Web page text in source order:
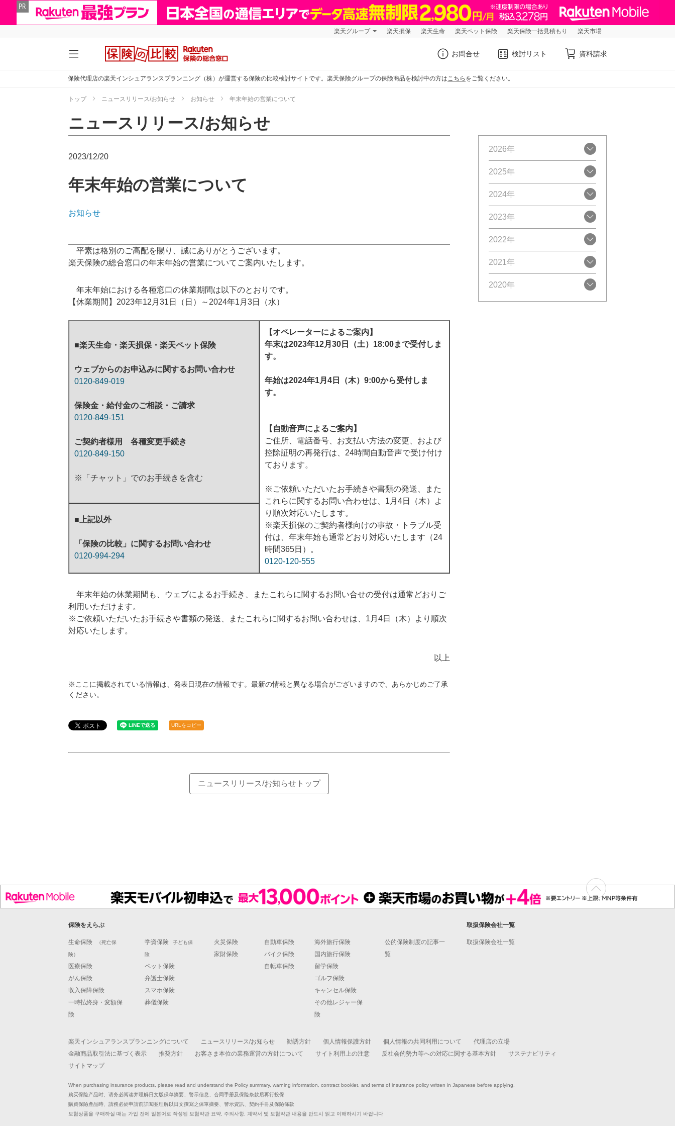
楽天グループ 楽天損保 楽天生命 楽天ペット保険 楽天保険一括見積もり 楽天市場
お問合せ 検討リスト 資料請求
保険代理店の楽天インシュアランスプランニング（株）が運営する保険の比較検討サイトです。楽天保険グループの保険商品を検討中の方はこちら をご覧ください。
トップ ニュースリリース/お知らせ お知らせ 年末年始の営業について
ニュースリリース/お知らせ
2023/12/20
年末年始の営業について
お知らせ
平素は格別のご高配を賜り、誠にありがとうございます。
楽天保険の総合窓口の年末年始の営業についてご案内いたします。
年末年始における各種窓口の休業期間は以下のとおりです。
【休業期間】2023年12月31日（日）～2024年1月3日（水）
■楽天生命・楽天損保・楽天ペット保険
ウェブからのお申込みに関するお問い合わせ
0120-849-019
保険金・給付金のご相談・ご請求
0120-849-151
ご契約者様用 各種変更手続き
0120-849-150
※「チャット」でのお手続きを含む
【オペレーターによるご案内】
年末は2023年12月30日（土）18:00まで受付しま
す。
年始は2024年1月4日（木）9:00から受付しま
す。
【自動音声によるご案内】
ご住所、電話番号、お支払い方法の変更、および
控除証明の再発行は、24時間自動音声で受け付け
ております。
※ご依頼いただいたお手続きや書類の発送、また
これらに関するお問い合わせは、1月4日（木）よ
り順次対応いたします。
※楽天損保のご契約者様向けの事故・トラブル受
付は、年末年始も通常どおり対応いたします（24
時間365日）。
0120-120-555
■上記以外
「保険の比較」に関するお問い合わせ
0120-994-294
年末年始の休業期間も、ウェブによるお手続き、またこれらに関するお問い合せの受付は通常どおりご
利用いただけます。
※ご依頼いただいたお手続きや書類の発送、またこれらに関するお問い合わせは、1月4日（木）より順次
対応いたします。
以上
※ここに掲載されている情報は、発表日現在の情報です。最新の情報と異なる場合がございますので、あらかじめご了承
ください。
URLをコピー
ニュースリリース/お知らせトップ
2026年
2025年
2024年
2023年
2022年
2021年
2020年
保険をえらぶ
生命保険 （死亡保
険）
医療保険
がん保険
収入保障保険
一時払終身・変額保
険
学資保険 子ども保
険
ペット保険
弁護士保険
スマホ保険
葬儀保険
火災保険
家財保険
自動車保険
バイク保険
自転車保険
海外旅行保険
国内旅行保険
留学保険
ゴルフ保険
キャンセル保険
その他レジャー保
険
公的保険制度の記事一
覧
取扱保険会社一覧
取扱保険会社一覧
楽天インシュアランスプランニングについて ニュースリリース/お知らせ 勧誘方針 個人情報保護方針 個人情報の共同利用について
代理店の立場
金融商品取引法に基づく表示
推奨方針 お客さま本位の業務運営の方針について サイト利用上の注意 反社会的勢力等への対応に関する基本方針
サステナビリティ
サイトマップ
When purchasing insurance products, please read and understand the Policy summary, warning information, contract booklet, and terms of insurance policy written in Japanese before applying.
购买保险产品时、请务必阅读并理解日文版保单摘要、警示信息、合同手册及保险条款后再行投保
購買保險產品時、請務必於申請前詳閱並理解以日文撰寫之保單摘要、警示資訊、契約手冊及保險條款
보험상품을 구매하실 때는 가입 전에 일본어로 작성된 보험약관 요약, 주의사항, 계약서 및 보험약관 내용을 반드시 읽고 이해하시기 바랍니다